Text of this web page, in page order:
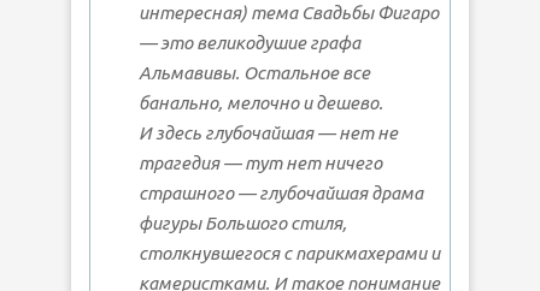
интересная) тема Свадьбы Фигаро
— это великодушие графа
Альмавивы. Остальное все
банально, мелочно и дешево.
И здесь глубочайшая — нет не
трагедия — тут нет ничего
страшного — глубочайшая драма
фигуры Большого стиля,
столкнувшегося с парикмахерами и
камеристками. И такое понимание